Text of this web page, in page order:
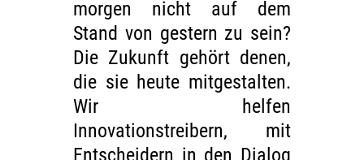
morgen nicht auf dem
Stand von gestern zu sein?
Die Zukunft gehört denen,
die sie heute mitgestalten.
Wir helfen
Innovationstreibern, mit
Entscheidern in den Dialog